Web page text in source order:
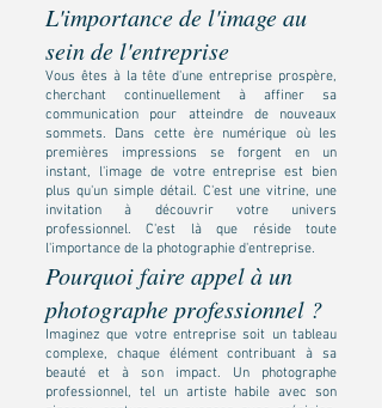
L'importance de l'image au
sein de l'entreprise
Vous êtes à la tête d'une entreprise prospère,
cherchant continuellement à affiner sa
communication pour atteindre de nouveaux
sommets. Dans cette ère numérique où les
premières impressions se forgent en un
instant, l'image de votre entreprise est bien
plus qu'un simple détail. C'est une vitrine, une
invitation à découvrir votre univers
professionnel. C'est là que réside toute
l'importance de la photographie d'entreprise.
Pourquoi faire appel à un
photographe professionnel ?
Imaginez que votre entreprise soit un tableau
complexe, chaque élément contribuant à sa
beauté et à son impact. Un photographe
professionnel, tel un artiste habile avec son